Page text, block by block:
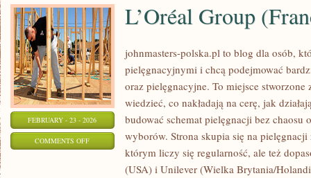
FEBRUARY - 23 - 2026
COMMENTS OFFON
L’Oréal Group
johnmasters-polska.pl to blog dla osób,
pielęgnacyjnymi i chcą podejmować
oraz pielęgnacyjne. To miejsce
wiedzieć, co nakładają na cerę, jak
budować schemat pielęgnacji bez chaosu
wyborów. Strona skupia się na
którym liczy się regularność, ale też
(USA) i Unilever (Wielka Brytania/